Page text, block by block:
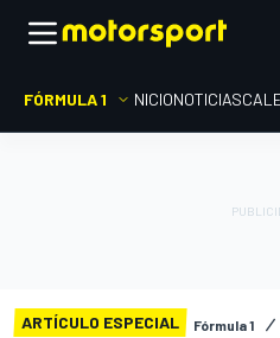
FÓRMULA 1 INICIONOTICIAS
ARTÍCULO ESPECIAL Fórmula 1